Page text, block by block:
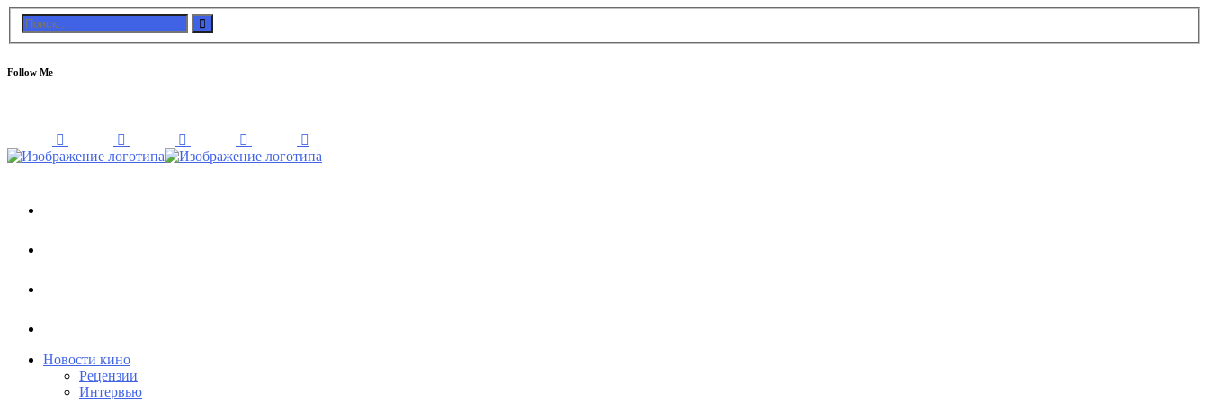
Follow Me
Новости кино
Рецензии
Интервью